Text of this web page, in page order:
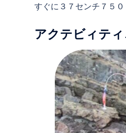
すぐに３７センチ７５
アクテビィテ